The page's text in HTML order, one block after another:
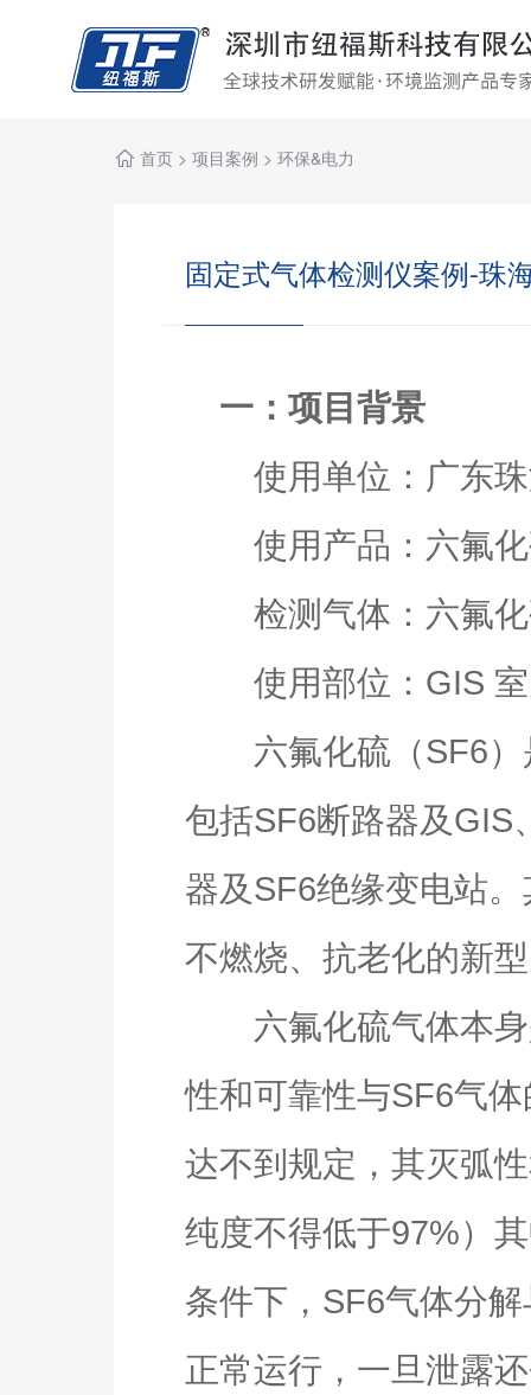
首页 > 项目案例 > 环保&电力
固定式气体检测仪案例-珠
一：项目背景
使用单位：广东珠
使用产品：六氟化
检测气体：六氟化
使用部位：GIS 室
六氟化硫（SF6）
包括SF6断路器及GIS
器及SF6绝缘变电站
不燃烧、抗老化的新
六氟化硫气体本身
性和可靠性与SF6气
达不到规定，其灭弧
纯度不得低于97%）
条件下，SF6气体分
正常运行，一旦泄露